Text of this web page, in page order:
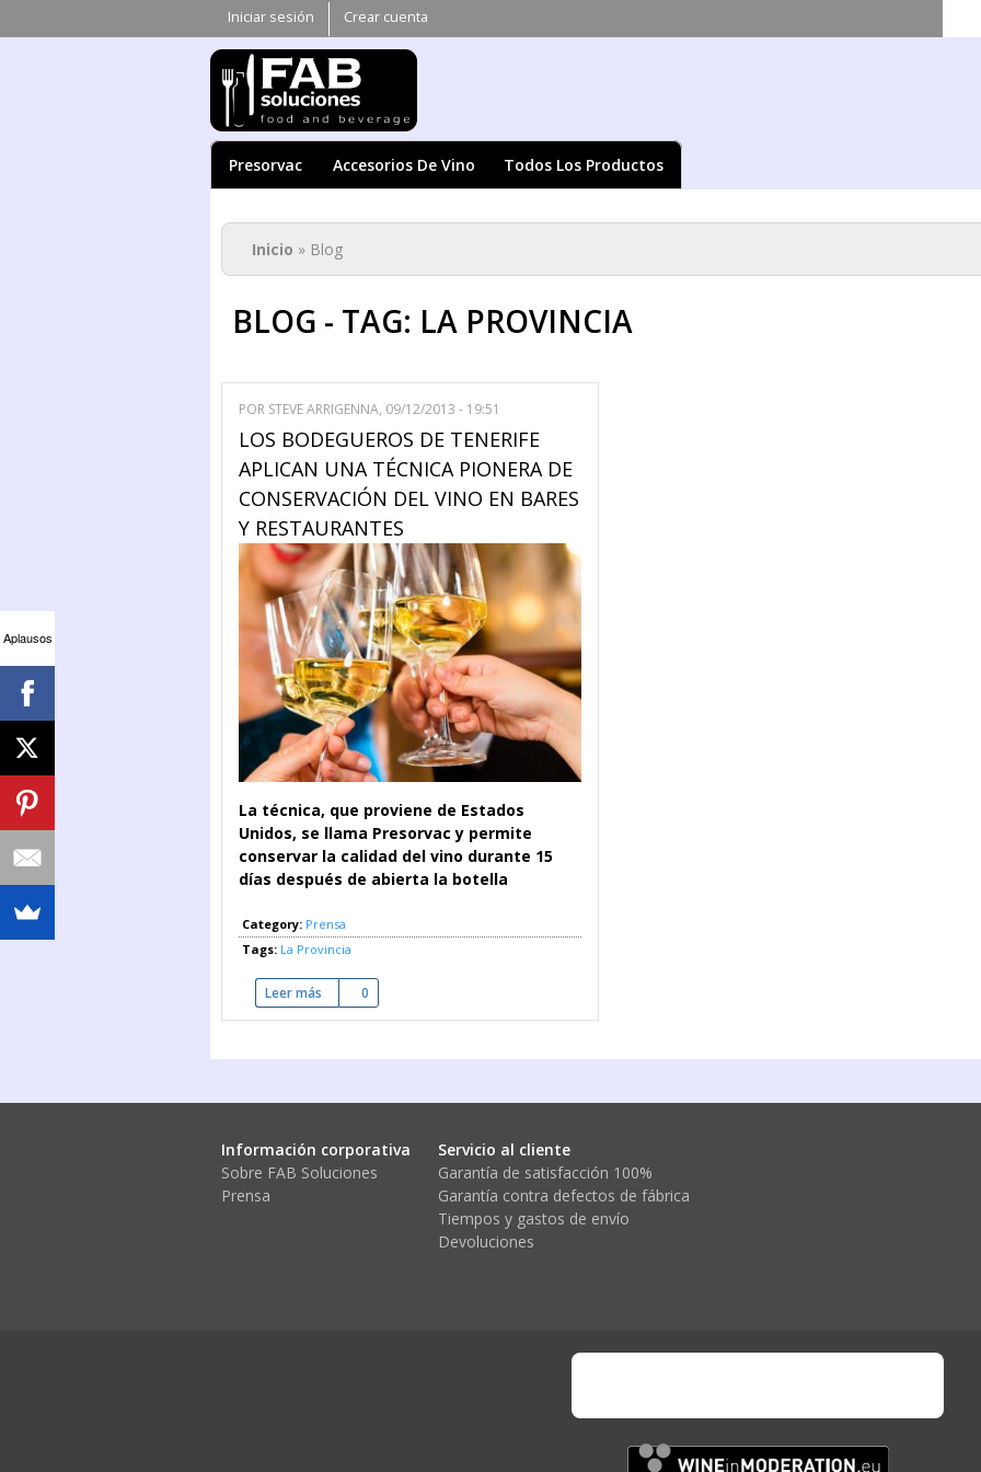
contenido
Iniciar sesión Crear cuenta
Presorvac Accesorios De Vino Todos Los Productos
Se encuentra usted aquí
Inicio » Blog
BLOG - TAG: LA PROVINCIA
POR STEVE ARRIGENNA, 09/12/2013 - 19:51
LOS BODEGUEROS DE TENERIFE
APLICAN UNA TÉCNICA PIONERA DE
CONSERVACIÓN DEL VINO EN BARES
Y RESTAURANTES
La técnica, que proviene de Estados
Unidos, se llama Presorvac y permite
conservar la calidad del vino durante 15
días después de abierta la botella
Category: Prensa
Tags: La Provincia
Leer más sobre Los bodegueros de Tenerife aplican una técnica pionera de conservación del vino en bares y
0
Información corporativa
Sobre FAB Soluciones
Prensa
Servicio al cliente
Garantía de satisfacción 100%
Garantía contra defectos de fábrica
Tiempos y gastos de envío
Devoluciones
wine-in-
Aplausos